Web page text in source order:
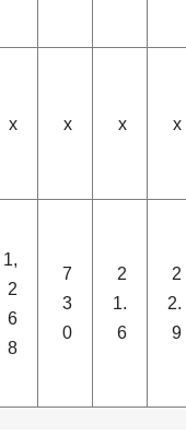
x x x x
1,
2
6
8
7
3
0
2
1.
6
2
2.
9